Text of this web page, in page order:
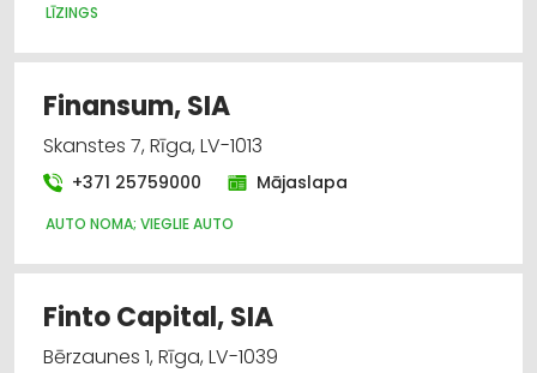
LĪZINGS
Finansum, SIA
Skanstes 7, Rīga, LV-1013
+371 25759000 Mājaslapa
AUTO NOMA; VIEGLIE AUTO
Finto Capital, SIA
Bērzaunes 1, Rīga, LV-1039